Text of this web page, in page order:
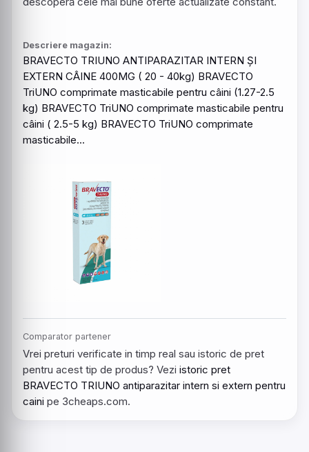
Descriere magazin:
BRAVECTO TRIUNO ANTIPARAZITAR INTERN ȘI
EXTERN CÂINE 400MG ( 20 - 40kg) BRAVECTO
TriUNO comprimate masticabile pentru câini (1.27-2.5
kg) BRAVECTO TriUNO comprimate masticabile pentru
câini ( 2.5-5 kg) BRAVECTO TriUNO comprimate
masticabile...
Comparator partener
Vrei preturi verificate in timp real sau istoric de pret
pentru acest tip de produs? Vezi istoric pret
BRAVECTO TRIUNO antiparazitar intern si extern pentru
caini pe 3cheaps.com.